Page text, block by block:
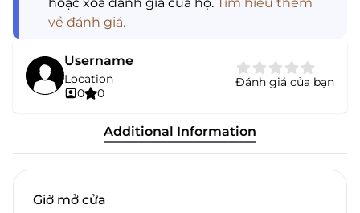
về đánh giá.
Username
Location
0
0
Đánh giá của bạn
Additional Information
Giờ mở cửa